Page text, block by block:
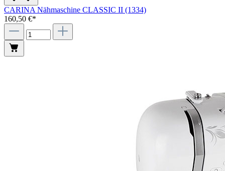
CARINA Nähmaschine CLASSIC II (1334)
160,50 €*